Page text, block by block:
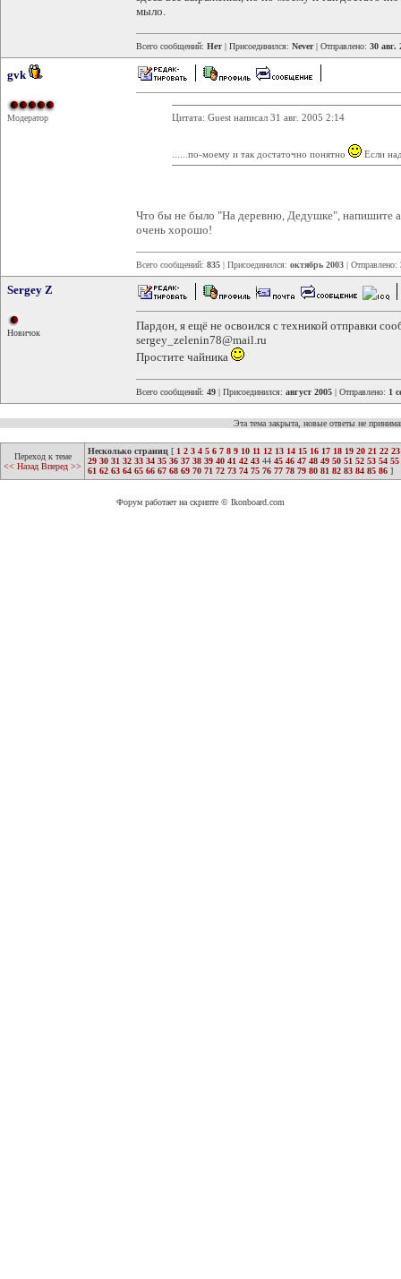
мыло.
Всего сообщений: Нет | Присоединился: Never| Отправлено: 30 авг.
gvk
Модератор Цитата: Guest написал 31 авг. 2005 2:14
......по-моему и так достаточно понятно Если
Что бы не было "На деревню, Дедушке", напишите
очень хорошо!
Всего сообщений: 835 | Присоединился: октябрь 2003 | Отправлено:
Sergey Z
Новичок
Пардон, я ещё не освоился с техникой отправки
sergey_zelenin78@mail.ru
Простите чайника
Всего сообщений: 49 | Присоединился: август 2005 | Отправлено: 1
Эта тема закрыта, новые ответы не
Переход к теме
<< Назад Вперед >>
Несколько страниц [ 1 2 3 4 5 6 7 8 9 10 11 12 13 14 15 16 17 18 19 20 21 22 23
29 30 31 32 33 34 35 36 37 38 39 40 41 42 43 44 45 46 47 48 49 50 51 52 53 54 55
61 62 63 64 65 66 67 68 69 70 71 72 73 74 75 76 77 78 79 80 81 82 83 84 85 86 ]
Форум работает на скрипте © Ikonboard.com